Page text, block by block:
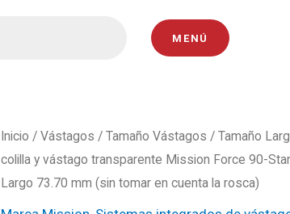
MENÚ
Inicio / Vástagos / Tamaño Vástagos / Tamaño
colilla y vástago transparente Mission Force 90-
Largo 73.70 mm (sin tomar en cuenta la rosca)
El
precio
El
precio
Sistema
moldeado
colilla
y